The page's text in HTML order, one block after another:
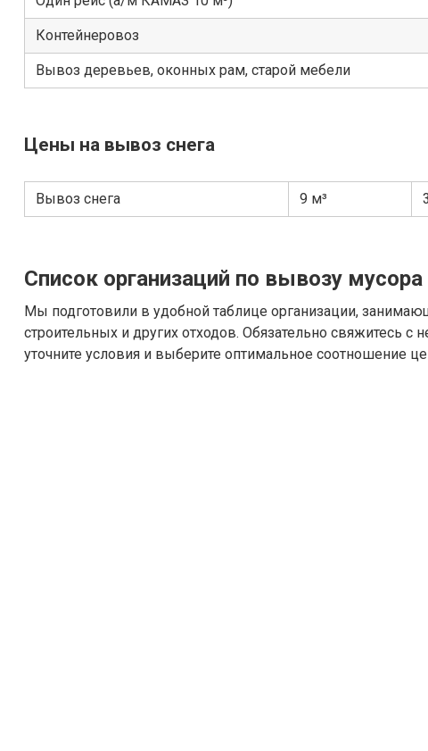
Контейнеровоз
Вывоз деревьев, оконных рам, старой мебели
Цены на вывоз снега
Вывоз снега 9 м³
Список организаций по вывозу
Мы подготовили в удобной таблице организации,
строительных и других отходов. Обязательно свяжитесь с
уточните условия и выберите оптимальное соотношение